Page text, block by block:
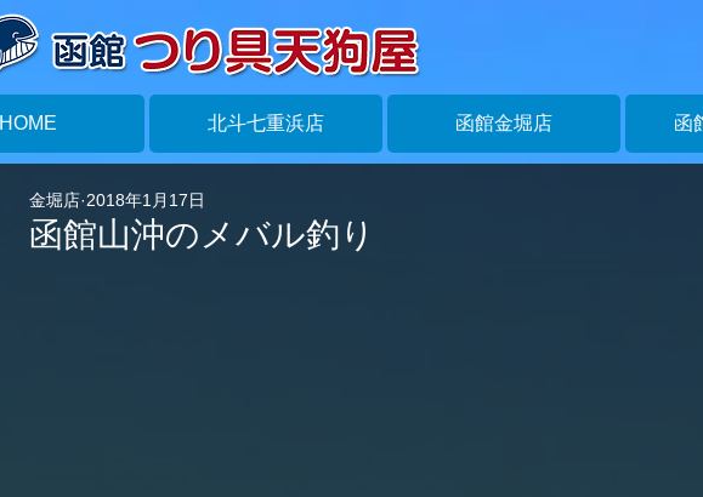
HOME 北斗七重浜店 函館金堀店 函
函館山沖のメバル釣り
金堀店 2018年1月17日